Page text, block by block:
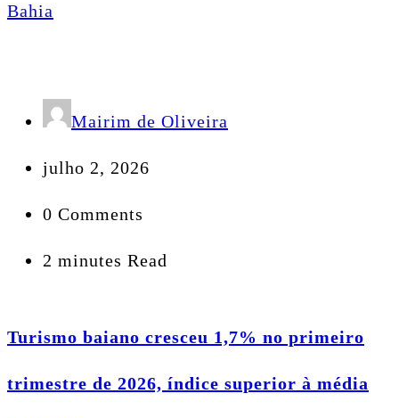
Bahia
Mairim de Oliveira
julho 2, 2026
0 Comments
2 minutes Read
Turismo baiano cresceu 1,7% no primeiro
trimestre de 2026, índice superior à média